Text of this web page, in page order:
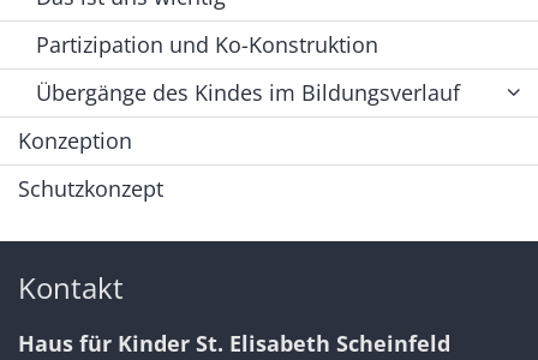
Partizipation und Ko-Konstruktion
Übergänge des Kindes im Bildungsverlauf
Konzeption
Schutzkonzept
Kontakt
Haus für Kinder St. Elisabeth Scheinfeld